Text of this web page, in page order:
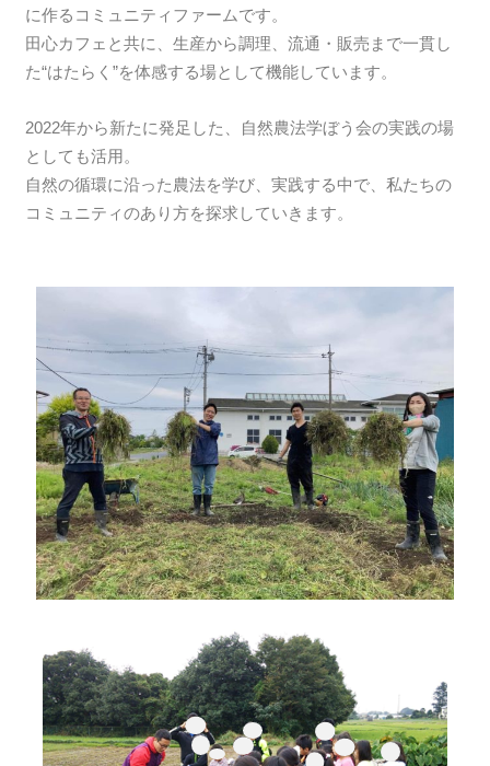
に作るコミュニティファームです。
田心カフェと共に、生産から調理、流通・販売まで一貫し
た“はたらく”を体感する場として機能しています。
2022年から新たに発足した、自然農法学ぼう会の実践の場
としても活用。
自然の循環に沿った農法を学び、実践する中で、私たちの
コミュニティのあり方を探求していきます。